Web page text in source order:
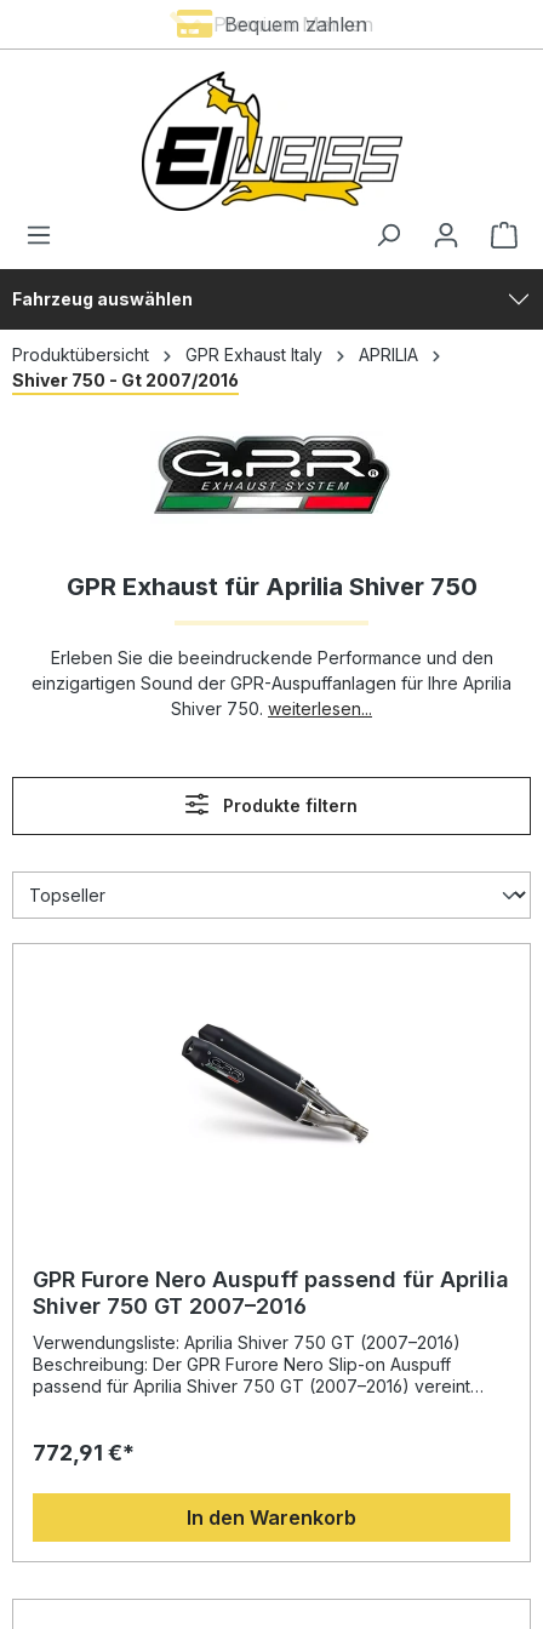
Premium Marken
Bequem zahlen
Fahrzeug auswählen
Produktübersicht GPR Exhaust Italy
APRILIA
Shiver 750 - Gt 2007/2016
GPR Exhaust für Aprilia Shiver 750
Erleben Sie die beeindruckende Performance und den
einzigartigen Sound der GPR-Auspuffanlagen für Ihre Aprilia
Shiver 750. weiterlesen...
Produkte filtern
GPR Furore Nero Auspuff passend für Aprilia
Shiver 750 GT 2007–2016
Verwendungsliste: Aprilia Shiver 750 GT (2007–2016)
Beschreibung: Der GPR Furore Nero Slip-on Auspuff
passend für Aprilia Shiver 750 GT (2007–2016) vereint
langjährigen Erfahrung von GPR in der Motorrad-
gesteigertes Drehmoment sowie eine spürbare
Leistungsoptimierung gegenüber der Serienanlage. Durch
die Gewichtsersparnis und den markanten tiefen Sound
entsteht ein dynamisches Fahrerlebnis, das sowohl auf der
ist dual homologiert und somit legal im Straßenverkehr
772,91 €*
In den Warenkorb